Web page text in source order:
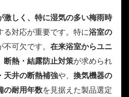
激しく、特に湿気の多い梅雨時
る対応が重要です。特に浴室の
不可欠です。 在来浴室からユニ
断熱・結露防止対策が求められ
天井の断熱補強や、 換気機器の
の耐用年数を見据えた製品選定